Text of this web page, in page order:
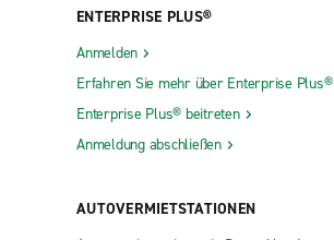
ENTERPRISE PLUS®
Anmelden
Erfahren Sie mehr über Enterprise Plus®
Enterprise Plus® beitreten
Anmeldung abschließen
AUTOVERMIETSTATIONEN